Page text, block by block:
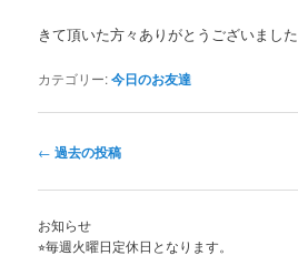
きて頂いた方々ありがとうございました
カテゴリー:今日のお友達
投
ナ
ビ
ゲ
← 過去の投稿
お知らせ
⭐︎毎週火曜日定休日となります。